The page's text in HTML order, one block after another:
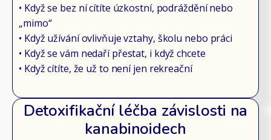
• Když se bez ní cítíte úzkostní, podráždění nebo
„mimo“
• Když užívání ovlivňuje vztahy, školu nebo práci
• Když se vám nedaří přestat, i když chcete
• Když cítíte, že už to není jen rekreační
Detoxifikační léčba závislosti na
kanabinoidech